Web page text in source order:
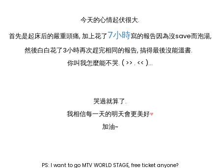
今天的心情起伏很大.
首先是起床后的嚴重頭痛, 加上花了7小時寫的報告因為沒save而泡湯,
然後白白花了3小時再次趕完相同的報告, 搞得最後沒能溫書.
你叫我怎麼能不哭. ( >> . << )...
哭過就算了.
我相信每一天的明天會更美好♥
加油~
PS: I want to go MTV WORLD STAGE, free ticket anyone?